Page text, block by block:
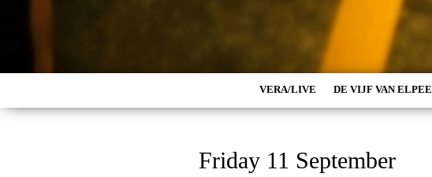
VERA/LIVE DE VIJF VAN ELPEE
Friday 11 September